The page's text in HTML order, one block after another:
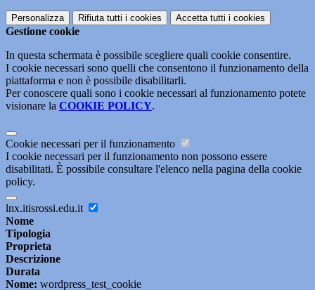
Personalizza Rifiuta tutti i cookies Accetta tutti i cookies
Gestione cookie
In questa schermata è possibile scegliere quali cookie consentire.
I cookie necessari sono quelli che consentono il funzionamento della
piattaforma e non è possibile disabilitarli.
Per conoscere quali sono i cookie necessari al funzionamento potete
visionare la COOKIE POLICY.
Cookie necessari per il funzionamento
I cookie necessari per il funzionamento non possono essere
disabilitati. È possibile consultare l'elenco nella pagina della cookie
policy.
lnx.itisrossi.edu.it
Nome
Tipologia
Proprieta
Descrizione
Durata
Nome: wordpress_test_cookie